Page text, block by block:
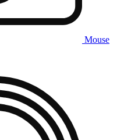
Mouse